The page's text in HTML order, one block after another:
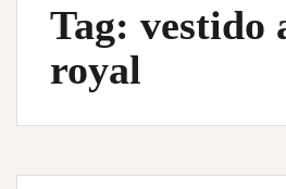
Tag: vestido
royal